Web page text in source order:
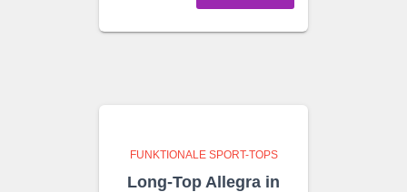
FUNKTIONALE SPORT-TOPS
Long-Top Allegra in